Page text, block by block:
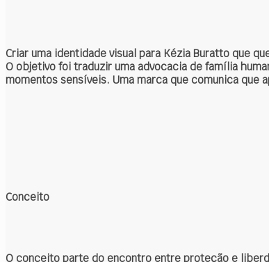
Criar uma identidade visual para Kézia Buratto que
O objetivo foi traduzir uma advocacia de família
momentos sensíveis. Uma marca que comunica
Conceito
O conceito parte do encontro entre proteção e